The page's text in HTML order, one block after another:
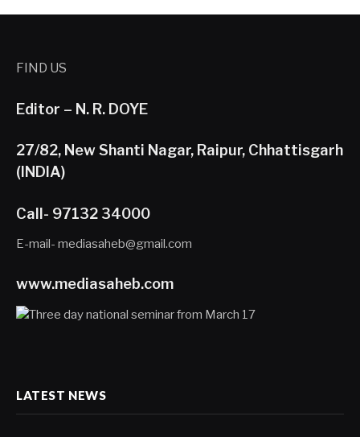
FIND US
Editor – N. R. DOYE
27/82, New Shanti Nagar, Raipur, Chhattisgarh
(INDIA)
Call- 97132 34000
E-mail- mediasaheb@gmail.com
www.mediasaheb.com
LATEST NEWS